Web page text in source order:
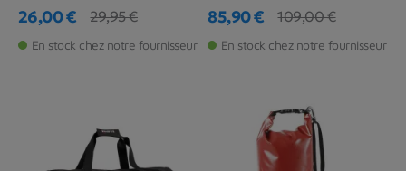
Prix
26,00 €
Prix de base
29,95 €
En stock chez notre fournisseur
Prix
85,90 €
Prix de base
109,00 €
En stock chez notre fournisseur